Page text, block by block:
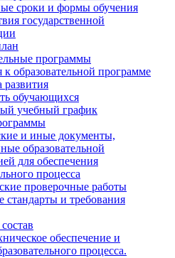
сроки и формы обучения
государственной
программы
образовательной программе
обучающихся
учебный график
и иные документы,
образовательной
для обеспечения
процесса
проверочные работы
стандарты и требования
обеспечение и
процесса.